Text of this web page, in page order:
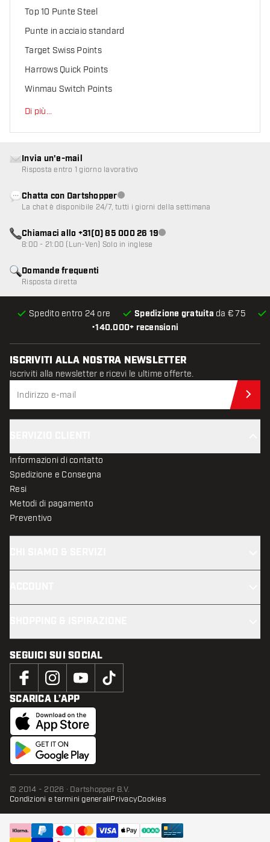
Top 10 Punte Steel
Punte in acciaio standard
Target Swiss Points
Harrows Quick Points
Winmau Switch Points
Di più...
•140.000+ recensioni
Spedito entro 24 ore Spedizione gratuita da € 75
Domande frequenti
Risposta diretta
Invia un'e-mail
Risposta entro 1 giorno lavorativo
Chatta con DartshopperServizio clienti non disponibile
La chat è disponibile 24/7, tutti i giorni della settimana
Chiamaci allo +31(0) 85 000 26 19Servizio clienti non disponibile
8:00 - 21:00 (Lun-Ven) Solo in inglese
ISCRIVITI ALLA NOSTRA NEWSLETTER
Iscriviti alla newsletter e ricevi le ultime offerte.
Informazioni di contatto
Spedizione e Consegna
Resi
Metodi di pagamento
Preventivo
SEGUICI SUI SOCIAL
SCARICA L’APP
© 2014 - 2026 · Dartshopper B.V.
Condizioni e termini generaliPrivacyCookies